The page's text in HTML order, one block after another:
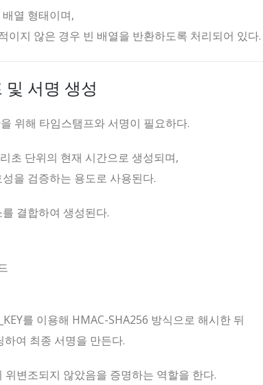
열 형태이며,
이지 않은 경우 빈 배열을 반환하도록 처리되어 있다.
및 서명 생성
위해 타임스탬프와 서명이 필요하다.
초 단위의 현재 시간으로 생성되며,
을 검증하는 용도로 사용된다.
결합하여 생성된다.
를 이용해 HMAC-SHA256 방식으로 해시한 뒤
여 최종 서명을 만든다.
위변조되지 않았음을 증명하는 역할을 한다.